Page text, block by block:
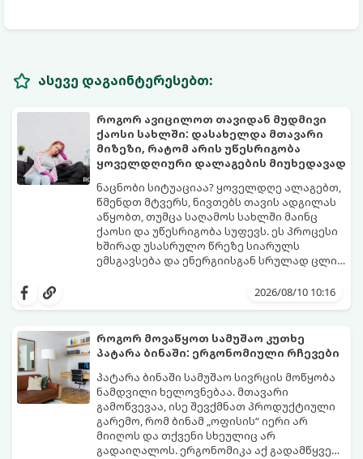
ასევე დაგაინტერესებთ:
როგორ ავიცილოთ თავიდან მუდმივი
ქაოსი სახლში: დასახელდა მთავარი
მიზეზი, რატომ არის უწესრიგობა
ყოველდღიური დალაგების მიუხედავად
ნაცნობი სიტუაციაა? ყოველდღე ალაგებთ,
წმენდთ მტვერს, ნივთებს თავის ადგილას
აწყობთ, თუმცა საღამოს სახლში მაინც
ქაოსი და უწესრიგობა სუფევს. ეს პროცესი
ხშირად უსასრულო წრეზე სიარულს
ემსგავსება და ენერგიისგან სრულად ცლის
ექსპერტები ასახელებენ მთავარ მიზეზს,
სამუდამოდ მოსაგვარებლად:
2026/08/10 10:16
როგორ მოვაწყოთ სამუშაო კუთხე
პატარა ბინაში: ერგონომიული რჩევები
პატარა ბინაში სამუშაო სივრცის მოწყობა
ნამდვილი ხელოვნებაა. მთავარი
გამოწვევაა, ისე შევქმნათ პროდუქტიული
გარემო, რომ ბინამ „ოფისის“ იერი არ
მიიღოს და თქვენი სხეულიც არ
გადაიღალოს. ერგონომიკა აქ გადამწყვეტ